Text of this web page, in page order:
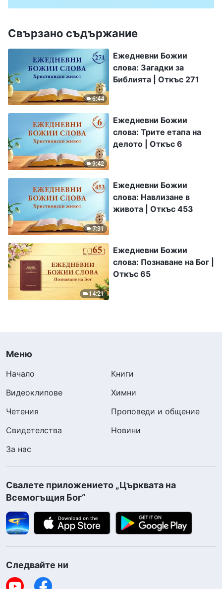
Свързано съдържание
6:44
Ежедневни Божии
слова: Загадки за
Библията | Откъс 271
9:42
Ежедневни Божии
слова: Трите етапа на
делото | Откъс 6
7:31
Ежедневни Божии
слова: Навлизане в
живота | Откъс 453
14:21
Ежедневни Божии
слова: Познаване на Бог |
Откъс 65
Меню
Начало
Книги
Видеоклипове
Химни
Четения
Проповеди и общение
Свидетелства
Новини
За нас
Свалете приложението „Църквата на
Всемогъщия Бог“
Следвайте ни